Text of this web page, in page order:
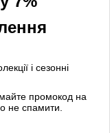
і сезонні
промокод на
не спамити.
джинси чорний
T-3554